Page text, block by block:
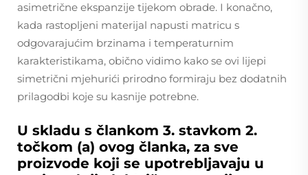
asimetrične ekspanzije tijekom obrade. I konačno,
kada rastopljeni materijal napusti matricu s
odgovarajućim brzinama i temperaturnim
karakteristikama, obično vidimo kako se ovi lijepi
simetrični mjehurići prirodno formiraju bez dodatnih
prilagodbi koje su kasnije potrebne.
U skladu s člankom 3. stavkom 2.
točkom (a) ovog članka, za sve
proizvode koji se upotrebljavaju u